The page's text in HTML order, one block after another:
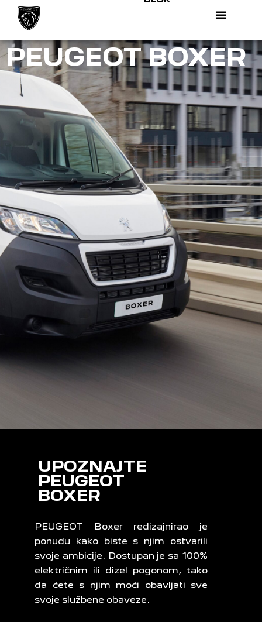
PEUGEOT BOXER
UPOZNAJTE
PEUGEOT
BOXER
PEUGEOT Boxer redizajnirao je
ponudu kako biste s njim ostvarili
svoje ambicije. Dostupan je sa 100%
električnim ili dizel pogonom, tako
da ćete s njim moći obavljati sve
svoje službene obaveze.